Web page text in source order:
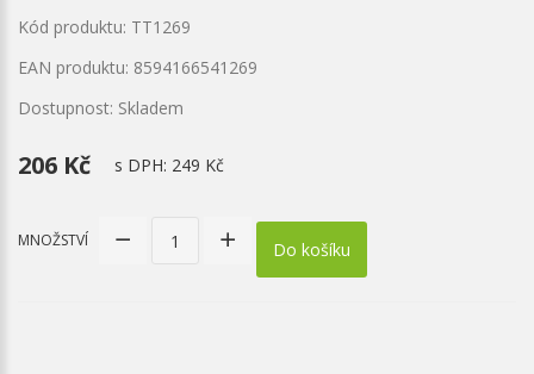
Kód produktu: TT1269
EAN produktu: 8594166541269
Dostupnost: Skladem
206 Kč s DPH: 249 Kč
MNOŽSTVÍ Do košíku